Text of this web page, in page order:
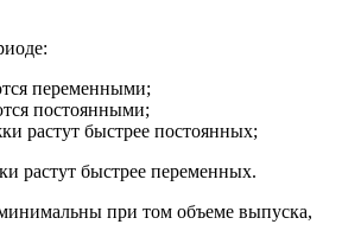
переменными;
постоянными;
растут быстрее постоянных;
растут быстрее переменных.
при том объеме выпуска,